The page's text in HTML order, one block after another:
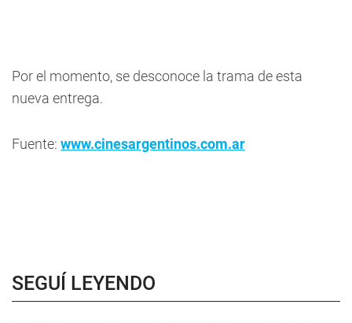
Por el momento, se desconoce la trama de esta
nueva entrega.
Fuente: www.cinesargentinos.com.ar
SEGUÍ LEYENDO